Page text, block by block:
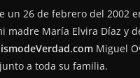
un 26 de febrero del 2002
madre María Elvira Díaz y
Miguel
a toda su familia.